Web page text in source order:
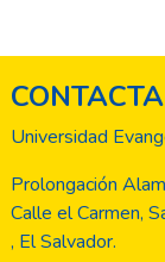
Universidad
Prolongación
Calle el Carmen,
, El Salvador.